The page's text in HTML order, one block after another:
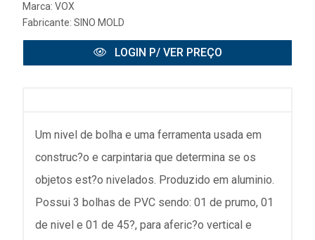
Marca: VOX
Fabricante: SINO MOLD
LOGIN P/ VER PREÇO
Um nivel de bolha e uma ferramenta usada em
construc?o e carpintaria que determina se os
objetos est?o nivelados. Produzido em aluminio.
Possui 3 bolhas de PVC sendo: 01 de prumo, 01
de nivel e 01 de 45?, para aferic?o vertical e